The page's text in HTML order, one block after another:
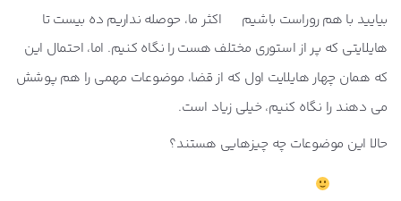
بیایید با هم روراست باشیم
اکثر ما، حوصله نداریم ده بیست تا
هایلایتی که پر از استوری مختلف هست را نگاه کنیم. اما، احتمال این
که همان چهار هایلایت اول که از قضا، موضوعات مهمی را هم پوشش
می دهند را نگاه کنیم، خیلی زیاد است.
حالا این موضوعات چه چیزهایی هستند؟